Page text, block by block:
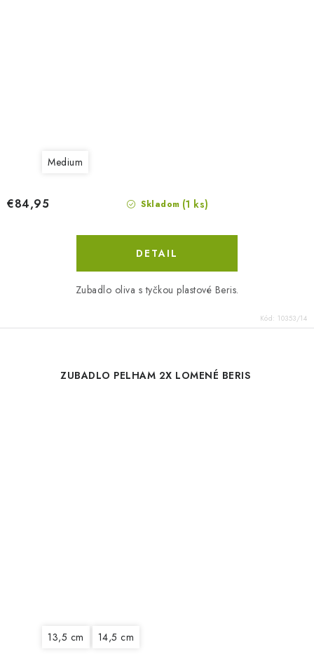
Medium
Skladom (1 ks)
€84,95
DETAIL
Zubadlo oliva s tyčkou plastové Beris.
Kód: 10353/14
ZUBADLO PELHAM 2X LOMENÉ BERIS
13,5 cm 14,5 cm